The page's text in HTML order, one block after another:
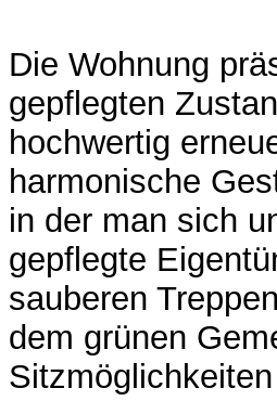
Die Wohnung
gepflegten
hochwertig
harmonische
in der man sich
gepflegte
sauberen
dem grünen